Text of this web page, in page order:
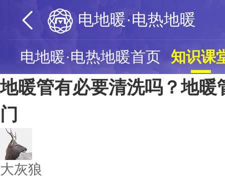
电地暖·电热地暖
电地暖·电热地暖首页 知识课
地暖管有必要清洗吗？地暖
门
大灰狼